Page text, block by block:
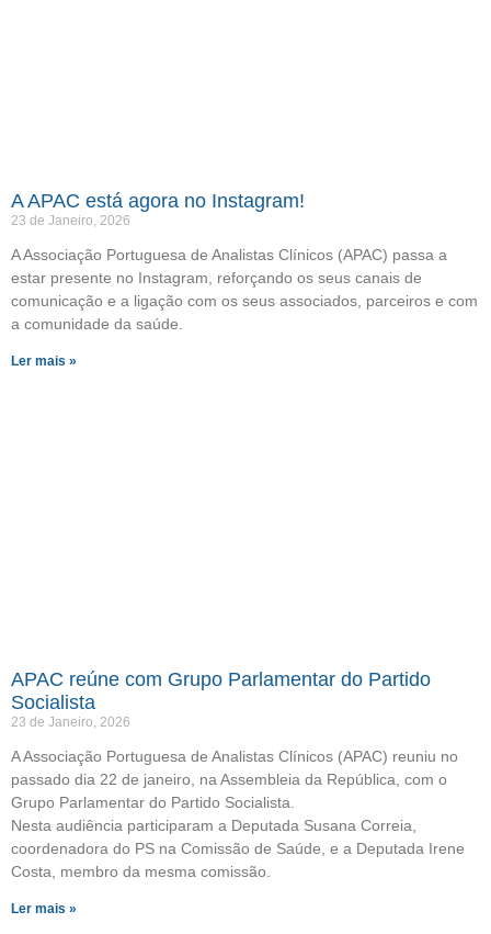
A APAC está agora no Instagram!
23 de Janeiro, 2026
A Associação Portuguesa de Analistas Clínicos (APAC) passa a
estar presente no Instagram, reforçando os seus canais de
comunicação e a ligação com os seus associados, parceiros e com
a comunidade da saúde.
Ler mais »
APAC reúne com Grupo Parlamentar do Partido
Socialista
23 de Janeiro, 2026
A Associação Portuguesa de Analistas Clínicos (APAC) reuniu no
passado dia 22 de janeiro, na Assembleia da República, com o
Grupo Parlamentar do Partido Socialista.
Nesta audiência participaram a Deputada Susana Correia,
coordenadora do PS na Comissão de Saúde, e a Deputada Irene
Costa, membro da mesma comissão.
Ler mais »